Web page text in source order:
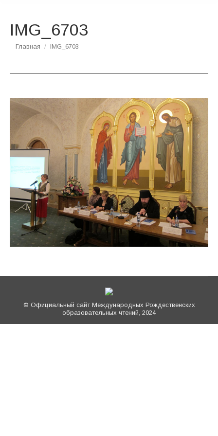
IMG_6703
Вы здесь:
Главная IMG_6703
© Официальный сайт Международных Рождественских
образовательных чтений, 2024